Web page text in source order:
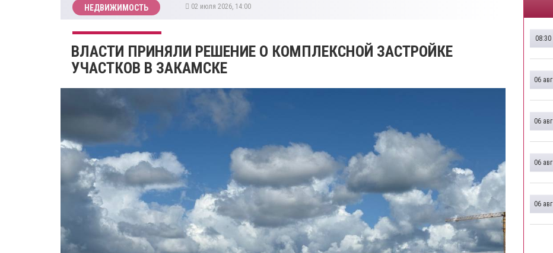
НЕДВИЖИМОСТЬ 02 июля 2026, 14:00
​ВЛАСТИ ПРИНЯЛИ РЕШЕНИЕ О КОМПЛЕКСНОЙ ЗАСТРОЙКЕ
УЧАСТКОВ В ЗАКАМСКЕ
08:30
06 авг
06 авг
06 авг
06 авг